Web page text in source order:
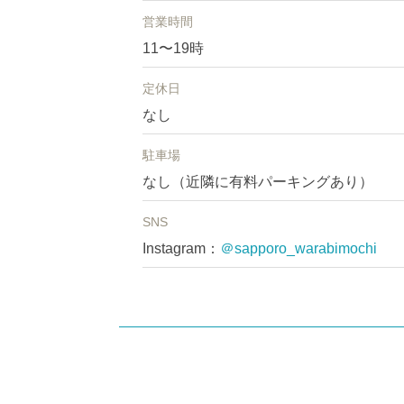
営業時間
11〜19時
定休日
なし
駐車場
なし（近隣に有料パーキングあり）
SNS
Instagram： ＠sapporo_warabimochi